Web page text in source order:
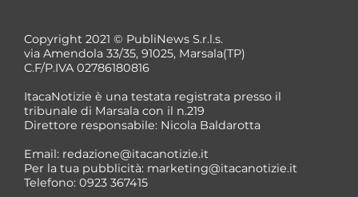
Copyright 2021 © PubliNews S.r.l.s.
via Amendola 33/35, 91025, Marsala(TP)
C.F/P.IVA 02786180816
ItacaNotizie è una testata registrata presso il
tribunale di Marsala con il n.219
Direttore responsabile: Nicola Baldarotta
Email: redazione@itacanotizie.it
Per la tua pubblicità: marketing@itacanotizie.it
Telefono: 0923 367415